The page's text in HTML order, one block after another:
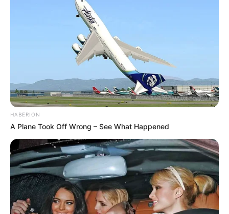
HABERION
A Plane Took Off Wrong – See What Happened